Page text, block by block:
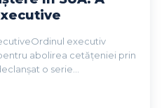
executiv
abolirea cetățeniei prin
o serie...